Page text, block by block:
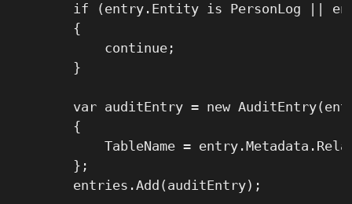
if (entry.Entity is PersonLog ||
        {
            continue;
        }
var auditEntry = new
        {
TableName =
        };
        entries.Add(auditEntry);